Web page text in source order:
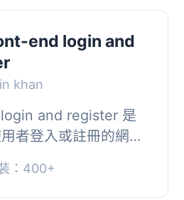
end login and
khan
and register 是
者登入或註冊的網站
外掛，且希望避免
登入和註冊頁
：400+